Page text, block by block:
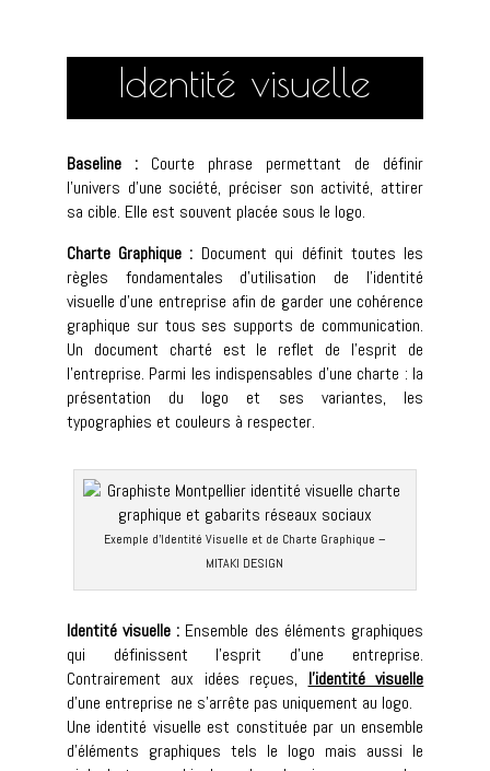
Identité visuelle
Baseline :Courte phrase permettant de définir
l’univers d’une société, préciser son activité, attirer
sa cible. Elle est souvent placée sous le logo.
Charte Graphique : Document qui définit toutes les
règles fondamentales d’utilisation de l’identité
visuelle d’une entreprise afin de garder une cohérence
graphique sur tous ses supports de communication.
Un document charté est le reflet de l’esprit de
l’entreprise. Parmi les indispensables d’une charte : la
présentation du logo et ses variantes, les
typographies et couleurs à respecter.
Exemple d’Identité Visuelle et de Charte Graphique –
MITAKI DESIGN
Identité visuelle : Ensemble des éléments graphiques
qui définissent l’esprit d’une entreprise.
Contrairement aux idées reçues, l’identité visuelle
d’une entreprise ne s’arrête pas uniquement au logo.
Une identité visuelle est constituée par un ensemble
d’éléments graphiques tels le logo mais aussi le